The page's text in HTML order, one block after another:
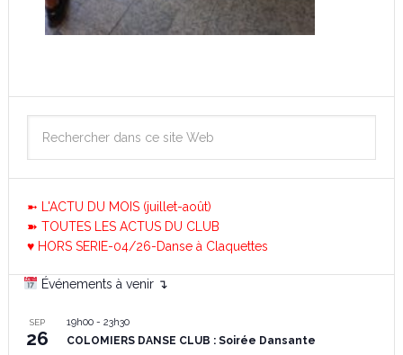
➼ L'ACTU DU MOIS (juillet-août)
➽ TOUTES LES ACTUS DU CLUB
♥ HORS SERIE-04/26-Danse à Claquettes
Événements à venir ↴
SEP
26
19h00- 23h30
COLOMIERS DANSE CLUB : Soirée Dansante